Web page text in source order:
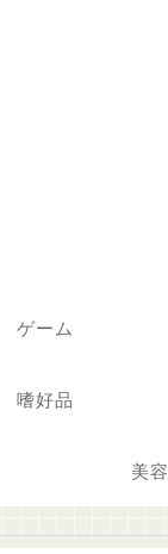
ゲーム
嗜好品
美容